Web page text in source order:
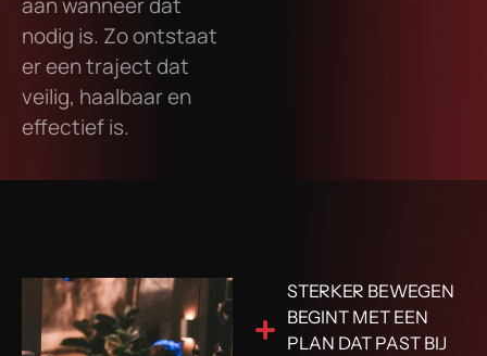
aan wanneer dat
nodig is. Zo ontstaat
er een traject dat
veilig, haalbaar en
effectief is.
STERKER BEWEGEN
BEGINT MET EEN
PLAN DAT PAST BIJ